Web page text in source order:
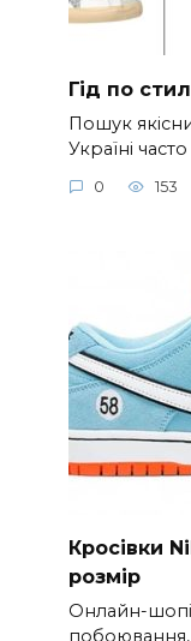
Гід по
Пошук
Україні
0 153
Кросівки
розмір
Онлайн-